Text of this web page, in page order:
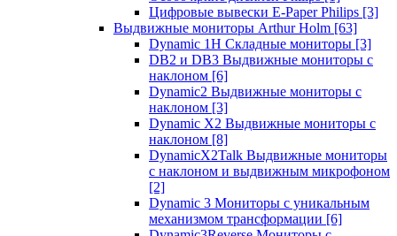
Цифровые вывески E-Paper Philips [3]
Выдвижные мониторы Arthur Holm [63]
Dynamic 1Н Складные мониторы [3]
DB2 и DB3 Выдвижные мониторы с
наклоном [6]
Dynamic2 Выдвижные мониторы с
наклоном [3]
Dynamic X2 Выдвижные мониторы с
наклоном [8]
DynamicX2Talk Выдвижные мониторы
с наклоном и выдвижным микрофоном
[2]
Dynamic 3 Мониторы с уникальным
механизмом трансформации [6]